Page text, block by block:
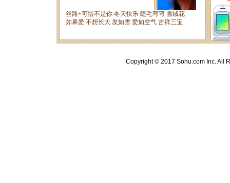
Copyright © 2017 Sohu.com Inc. All